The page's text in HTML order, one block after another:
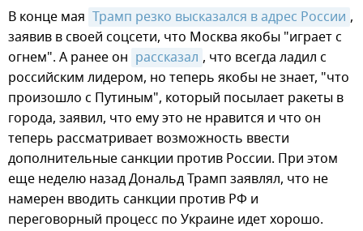
В конце мая Трамп резко высказался в адрес России ,
заявив в своей соцсети, что Москва якобы "играет с
огнем". А ранее он рассказал , что всегда ладил с
российским лидером, но теперь якобы не знает, "что
произошло с Путиным", который посылает ракеты в
города, заявил, что ему это не нравится и что он
теперь рассматривает возможность ввести
дополнительные санкции против России. При этом
еще неделю назад Дональд Трамп заявлял, что не
намерен вводить санкции против РФ и
переговорный процесс по Украине идет хорошо.